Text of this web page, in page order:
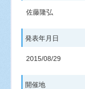
佐藤隆弘
発表年月日
2015/08/29
開催地